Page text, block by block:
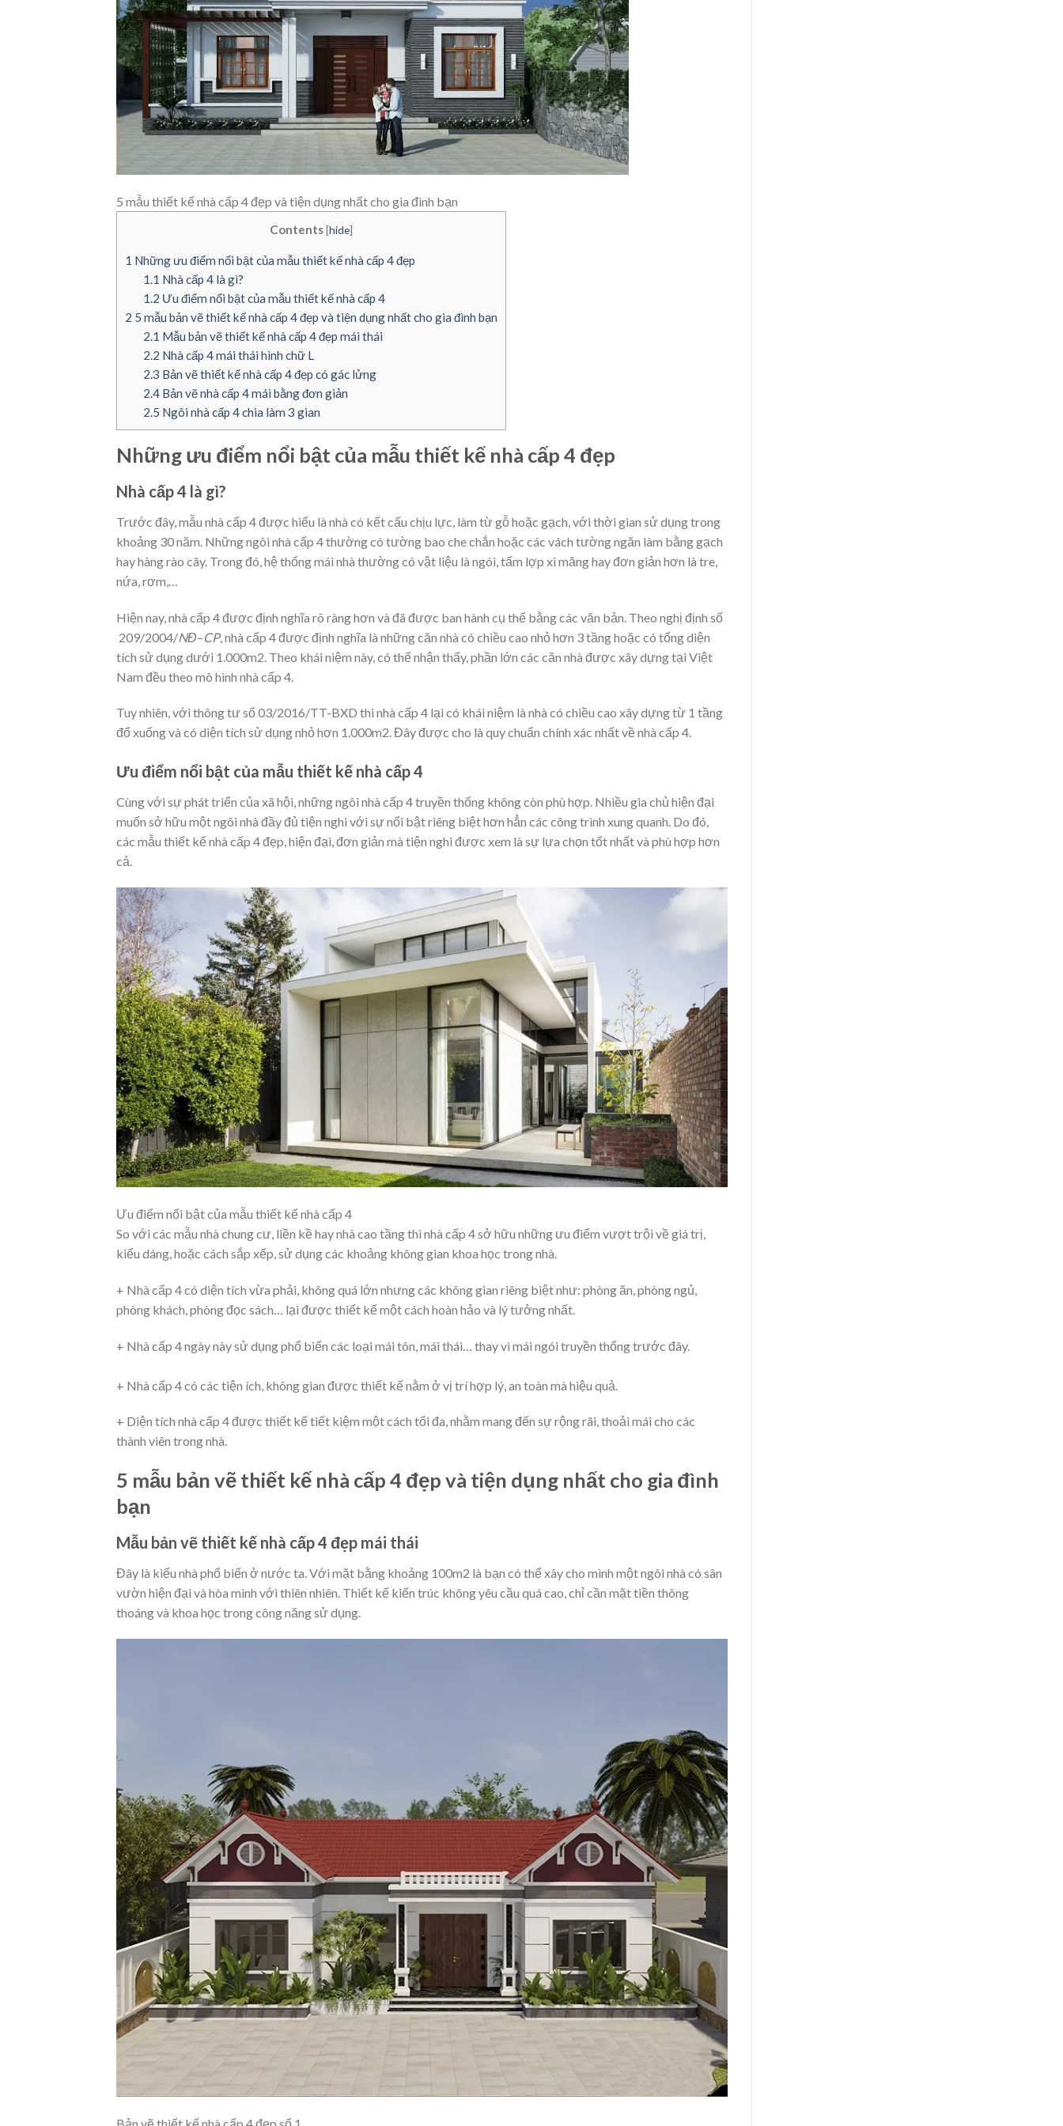
5 mẫu thiết kế nhà cấp 4 đẹp và tiện dụng nhất cho gia đình bạn
Contents[hide]
1 Những ưu điểm nổi bật của mẫu thiết kế nhà cấp 4 đẹp
1.1 Nhà cấp 4 là gì?
1.2 Ưu điểm nổi bật của mẫu thiết kế nhà cấp 4
2 5 mẫu bản vẽ thiết kế nhà cấp 4 đẹp và tiện dụng nhất cho gia đình bạn
2.1 Mẫu bản vẽ thiết kế nhà cấp 4 đẹp mái thái
2.2 Nhà cấp 4 mái thái hình chữ L
2.3 Bản vẽ thiết kế nhà cấp 4 đẹp có gác lửng
2.4Bản vẽ nhà cấp 4 mái bằng đơn giản
2.5 Ngôi nhà cấp 4 chia làm 3 gian
Những ưu điểm nổi bật của mẫu thiết kế nhà cấp 4 đẹp
Nhà cấp 4 là gì?
Trước đây, mẫu nhà cấp 4 được hiểu là nhà có kết cấu chịu lực, làm từ gỗ hoặc gạch, với thời gian sử dụng trong
khoảng 30 năm. Những ngôi nhà cấp 4 thường có tường bao che chắn hoặc các vách tường ngăn làm bằng gạch
hay hàng rào cây. Trong đó, hệ thống mái nhà thường có vật liệu là ngói, tấm lợp xi măng hay đơn giản hơn là tre,
nứa, rơm,…
Hiện nay, nhà cấp 4 được định nghĩa rõ ràng hơn và đã được ban hành cụ thể bằng các văn bản. Theo nghị định số
209/2004/NĐ–CP, nhà cấp 4 được định nghĩa là những căn nhà có chiều cao nhỏ hơn 3 tầng hoặc có tổng diện
tích sử dụng dưới 1.000m2. Theo khái niệm này, có thể nhận thấy, phần lớn các căn nhà được xây dựng tại Việt
Nam đều theo mô hình nhà cấp 4.
Tuy nhiên, với thông tư số 03/2016/TT-BXD thì nhà cấp 4 lại có khái niệm là nhà có chiều cao xây dựng từ 1 tầng
đổ xuống và có diện tích sử dụng nhỏ hơn 1.000m2. Đây được cho là quy chuẩn chính xác nhất về nhà cấp 4.
Ưu điểm nổi bật của mẫu thiết kế nhà cấp 4
Cùng với sự phát triển của xã hội, những ngôi nhà cấp 4 truyền thống không còn phù hợp. Nhiều gia chủ hiện đại
muốn sở hữu một ngôi nhà đầy đủ tiện nghi với sự nổi bật riêng biệt hơn hẳn các công trình xung quanh. Do đó,
các mẫu thiết kế nhà cấp 4 đẹp, hiện đại, đơn giản mà tiện nghi được xem là sự lựa chọn tốt nhất và phù hợp hơn
cả.​
Ưu điểm nổi bật của mẫu thiết kế nhà cấp 4
So với các mẫu nhà chung cư, liền kề hay nhà cao tầng thì nhà cấp 4 sở hữu những ưu điểm vượt trội về giá trị,
kiểu dáng, hoặc cách sắp xếp, sử dụng các khoảng không gian khoa học trong nhà.​
+ Nhà cấp 4 có diện tích vừa phải, không quá lớn nhưng các không gian riêng biệt như: phòng ăn, phòng ngủ,
phòng khách, phòng đọc sách… lại được thiết kế một cách hoàn hảo và lý tưởng nhất.​
+ Nhà cấp 4 ngày này sử dụng phổ biến các loại mái tôn, mái thái… thay vì mái ngói truyền thống trước đây.​
+ Nhà cấp 4 có các tiện ích, không gian được thiết kế nằm ở vị trí hợp lý, an toàn mà hiệu quả.​
+ Diện tích nhà cấp 4 được thiết kế tiết kiệm một cách tối đa, nhằm mang đến sự rộng rãi, thoải mái cho các
thành viên trong nhà.
5 mẫu bản vẽ thiết kế nhà cấp 4 đẹp và tiện dụng nhất cho gia đình
bạn
Mẫu bản vẽ thiết kế nhà cấp 4 đẹp mái thái
Đây là kiểu nhà phổ biến ở nước ta. Với mặt bằng khoảng 100m2 là bạn có thể xây cho mình một ngôi nhà có sân
vườn hiện đại và hòa mình với thiên nhiên. Thiết kế kiến ​​trúc không yêu cầu quá cao, chỉ cần mặt tiền thông
thoáng và khoa học trong công năng sử dụng.